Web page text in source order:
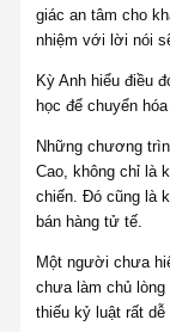
giác an tâm cho
nhiệm với lời nói
Kỳ Anh hiểu điều
học để chuyển
Những chương
Cao, không chỉ là
chiến. Đó cũng là
bán hàng tử tế.
Một người chưa
chưa làm chủ
thiếu kỷ luật rất